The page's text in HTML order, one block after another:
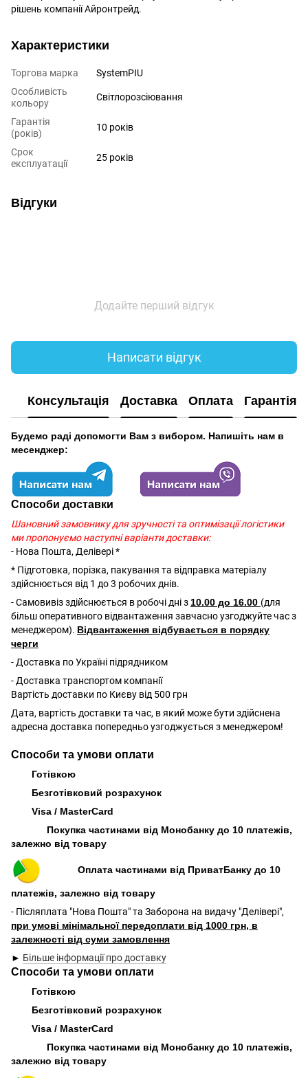
рішень компанії Айронтрейд.
Характеристики
Торгова марка
SystemPIU
Особливість
кольору
Світлорозсіювання
Гарантія
(років)
10 років
Срок
експлуатації
25 років
Відгуки
Додайте перший відгук
Написати відгук
Консультація Доставка Оплата Гарантія
Будемо раді допомогти Вам з вибором. Напишіть нам в
месенджер:
Способи доставки
Шановний замовнику для зручності та оптимізації логістики
ми пропонуємо наступні варіанти доставки:
- Нова Пошта, Делівері *
* Підготовка, порізка, пакування та відправка матеріалу
здійснюється від 1 до 3 робочих днів.
- Самовивіз здійснюється в робочі дні з 10.00 до 16.00 (для
більш оперативного відвантаження завчасно узгоджуйте час з
менеджером). Відвантаження відбувається в порядку
черги
- Доставка по Україні підрядником
- Доставка транспортом компанії
Вартість доставки по Києву від 500 грн
Дата, вартість доставки та час, в який може бути здійснена
адресна доставка попередньо узгоджується з менеджером!
Способи та умови оплати
Готівкою
Безготівковий розрахунок
Visa / MasterCard
Покупка частинами від Монобанку до 10 платежів,
залежно від товару
Оплата частинами від ПриватБанку до 10
платежів, залежно від товару
- Післяплата "Нова Пошта" та Заборона на видачу "Делівері",
при умові мінімальної передоплати від 1000 грн, в
залежності від суми замовлення
► Більше інформації про доставку
Способи та умови оплати
Готівкою
Безготівковий розрахунок
Visa / MasterCard
Покупка частинами від Монобанку до 10 платежів,
залежно від товару